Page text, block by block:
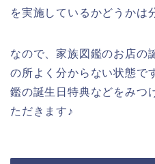
を実施しているかどうかは
なので、家族図鑑のお店の
の所よく分からない状態で
鑑の誕生日特典などをみつ
ただきます♪